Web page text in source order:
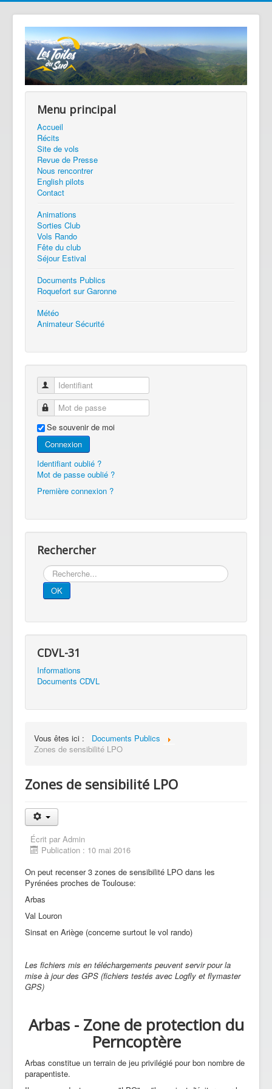
Menu principal
Accueil
Récits
Site de vols
Revue de Presse
Nous rencontrer
English pilots
Contact
Animations
Sorties Club
Vols Rando
Fête du club
Séjour Estival
Documents Publics
Roquefort sur Garonne
Météo
Animateur Sécurité
Identifiant
Mot de passe
Se souvenir de moi
Connexion
Identifiant oublié ?
Mot de passe oublié ?
Première connexion ?
Rechercher
Rechercher
OK
CDVL-31
Informations
Documents CDVL
Vous êtes ici :
Documents Publics
Zones de sensibilité LPO
Zones de sensibilité LPO
Écrit par Admin
Publication : 10 mai 2016
On peut recenser 3 zones de sensibilité LPO dans les
Pyrénées proches de Toulouse:
Arbas
Val Louron
Sinsat en Ariège (concerne surtout le vol rando)
Les fichiers mis en téléchargements peuvent servir pour la
mise à jour des GPS (fichiers testés avec Logfly et flymaster
GPS)
Arbas - Zone de protection du
Perncoptère
Arbas constitue un terrain de jeu privilégié pour bon nombre de
parapentiste.